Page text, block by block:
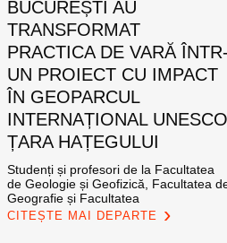
BUCUREȘTI AU
TRANSFORMAT
PRACTICA DE VARĂ
UN PROIECT CU IMPACT
ÎN GEOPARCUL
INTERNAȚIONAL
ȚARA HAȚEGULUI
Studenți și profesori de la Facultatea
de Geologie și Geofizică, Facultatea
Geografie și Facultatea
CITEȘTE MAI DEPARTE